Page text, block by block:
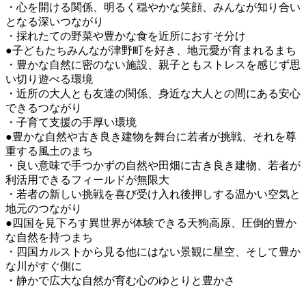
・心を開ける関係、明るく穏やかな笑顔、みんなが知り合い
となる深いつながり
・採れたての野菜や豊かな食を近所におすそ分け
●子どもたちみんなが津野町を好き、地元愛が育まれるまち
・豊かな自然に密のない施設、親子ともストレスを感じず思
い切り遊べる環境
・近所の大人とも友達の関係、身近な大人との間にある安心
できるつながり
・子育て支援の手厚い環境
●豊かな自然や古き良き建物を舞台に若者が挑戦、それを尊
重する風土のまち
・良い意味で手つかずの自然や田畑に古き良き建物、若者が
利活用できるフィールドが無限大
・若者の新しい挑戦を喜び受け入れ後押しする温かい空気と
地元のつながり
●四国を見下ろす異世界が体験できる天狗高原、圧倒的豊か
な自然を持つまち
・四国カルストから見る他にはない景観に星空、そして豊か
な川がすぐ側に
・静かで広大な自然が育む心のゆとりと豊かさ